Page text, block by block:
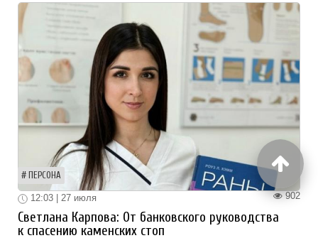
ПЕРСОНА
902
12:03 | 27 июля
Светлана Карпова: От банковского руководства
к спасению каменских стоп